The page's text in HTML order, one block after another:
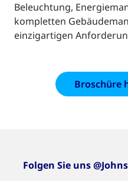
Beleuchtung,
kompletten
einzigartigen
Broschüre
Folgen Sie uns